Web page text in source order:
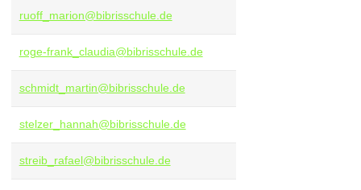
ruoff_marion@bibrisschule.de
roge-frank_claudia@bibrisschule.de
schmidt_martin@bibrisschule.de
stelzer_hannah@bibrisschule.de
streib_rafael@bibrisschule.de